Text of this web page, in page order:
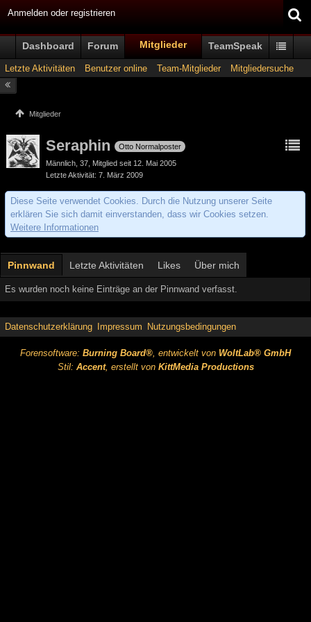
Anmelden oder registrieren
Dashboard Forum Mitglieder TeamSpeak
Letzte Aktivitäten Benutzer online Team-Mitglieder Mitgliedersuche
Mitglieder
Seraphin
Otto Normalposter
Männlich 37 Mitglied seit 12. Mai 2005
Letzte Aktivität 7. März 2009
Diese Seite verwendet Cookies. Durch die Nutzung unserer Seite
erklären Sie sich damit einverstanden, dass wir Cookies setzen.
Weitere Informationen
Pinnwand Letzte Aktivitäten Likes Über mich
Es wurden noch keine Einträge an der Pinnwand verfasst.
Datenschutzerklärung Impressum Nutzungsbedingungen
Forensoftware: Burning Board®, entwickelt von WoltLab® GmbH
Stil: Accent, erstellt von KittMedia Productions